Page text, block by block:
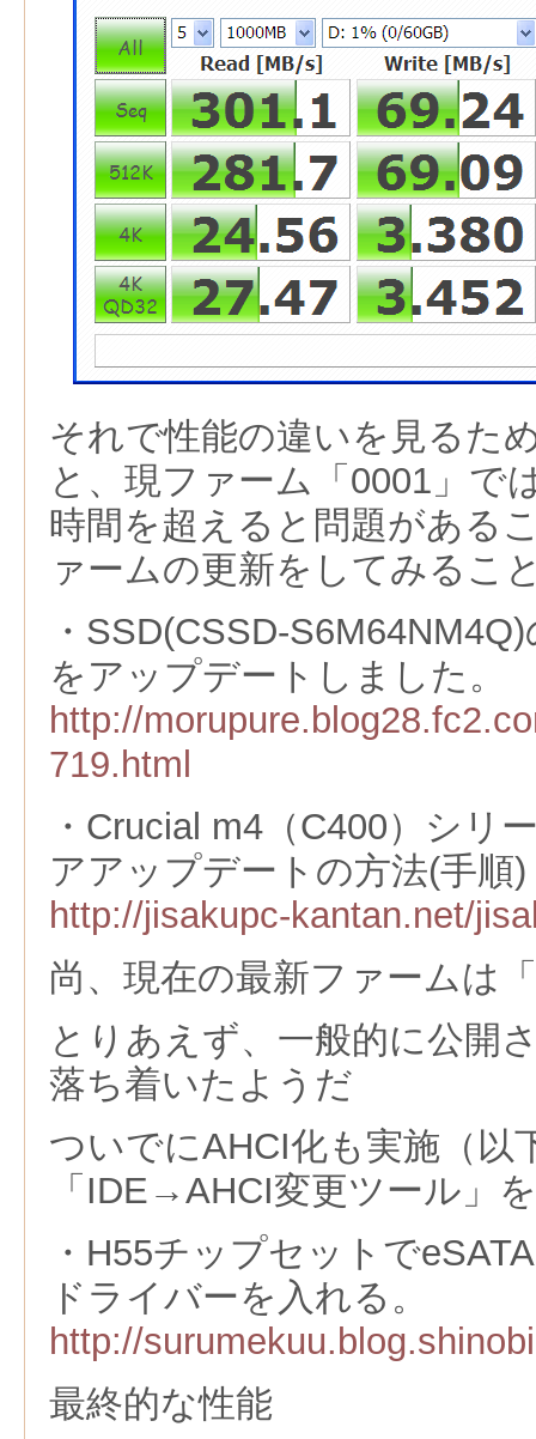
それで性能の違いを見るた
と、現ファーム「0001」で
時間を超えると問題がある
ァームの更新をしてみるこ
・SSD(CSSD-
をアップデートしました。
http://
719.html
・Crucial m4（C400）シリ
アアップデートの方法(手順)
http://jisakupc-kantan.net/
尚、現在の最新ファームは
とりあえず、一般的に公開
落ち着いたようだ
ついでにAHCI化も実施（以
「IDE→AHCI変更ツール」
・H55チップセットで
ドライバーを入れる。
http://
最終的な性能